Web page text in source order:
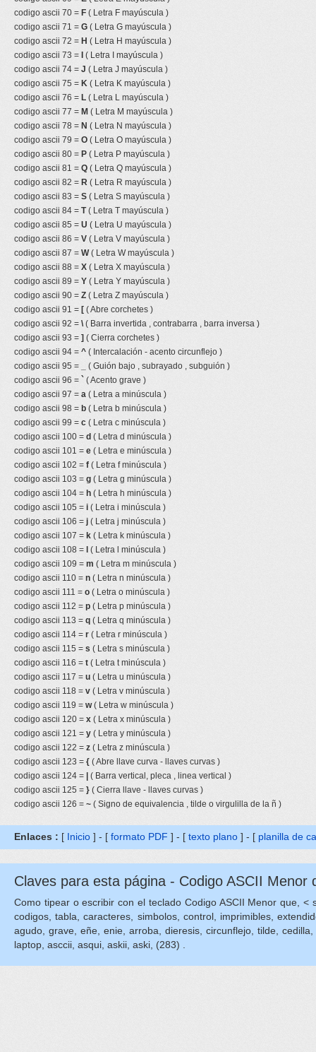
codigo ascii 70 = F ( Letra F mayúscula )
codigo ascii 71 = G ( Letra G mayúscula )
codigo ascii 72 = H ( Letra H mayúscula )
codigo ascii 73 =
( Letra I mayúscula )
codigo ascii 74 = J ( Letra J mayúscula )
codigo ascii 75 = K ( Letra K mayúscula )
codigo ascii 76 = L ( Letra L mayúscula )
codigo ascii 77 = M ( Letra M mayúscula )
codigo ascii 78 = N ( Letra N mayúscula )
codigo ascii 79 = O ( Letra O mayúscula )
codigo ascii 80 = P ( Letra P mayúscula )
codigo ascii 81 = Q ( Letra Q mayúscula )
codigo ascii 82 = R ( Letra R mayúscula )
codigo ascii 83 = S ( Letra S mayúscula )
codigo ascii 84 = T( Letra T mayúscula )
codigo ascii 85 = U ( Letra U mayúscula )
codigo ascii 86 = V ( Letra V mayúscula )
codigo ascii 87 = W( Letra W mayúscula )
codigo ascii 88 = X ( Letra X mayúscula )
codigo ascii 89 = Y ( Letra Y mayúscula )
codigo ascii 90 = Z ( Letra Z mayúscula )
codigo ascii 91 = [ ( Abre corchetes )
codigo ascii 92 = \( Barra invertida , contrabarra , barra inversa )
codigo ascii 93 = ] ( Cierra corchetes )
codigo ascii 94 = ^ ( Intercalación - acento circunflejo )
codigo ascii 95 =
( Guión bajo , subrayado , subguión )
codigo ascii 96 = ` ( Acento grave )
codigo ascii 97 = a ( Letra a minúscula )
codigo ascii 98 = b ( Letra b minúscula )
codigo ascii 99 = c ( Letra c minúscula )
codigo ascii 100 = d ( Letra d minúscula )
codigo ascii 101 = e ( Letra e minúscula )
codigo ascii 102 = f ( Letra f minúscula )
codigo ascii 103 = g ( Letra g minúscula )
codigo ascii 104 = h ( Letra h minúscula )
codigo ascii 105 = i ( Letra i minúscula )
codigo ascii 106 = j ( Letra j minúscula )
codigo ascii 107 = k ( Letra k minúscula )
codigo ascii 108 =
( Letra l minúscula )
codigo ascii 109 = m ( Letra m minúscula )
codigo ascii 110 = n ( Letra n minúscula )
codigo ascii 111 = o ( Letra o minúscula )
codigo ascii 112 = p ( Letra p minúscula )
codigo ascii 113 = q ( Letra q minúscula )
codigo ascii 114 = r ( Letra r minúscula )
codigo ascii 115 = s ( Letra s minúscula )
codigo ascii 116 = t ( Letra t minúscula )
codigo ascii 117 = u ( Letra u minúscula )
codigo ascii 118 = v ( Letra v minúscula )
codigo ascii 119 = w( Letra w minúscula )
codigo ascii 120 = x ( Letra x minúscula )
codigo ascii 121 = y ( Letra y minúscula )
codigo ascii 122 = z ( Letra z minúscula )
codigo ascii 123 = { ( Abre llave curva - llaves curvas )
codigo ascii 124 =
( Barra vertical, pleca , linea vertical )
codigo ascii 125 = } ( Cierra llave - llaves curvas )
codigo ascii 126 = ~ ( Signo de equivalencia , tilde o virgulilla de la ñ )
Enlaces : [ Inicio ] - [ formato PDF ] - [ texto plano ] - [ planilla de
Claves para esta página - Codigo ASCII Menor
Como tipear o escribir con el teclado Codigo ASCII Menor que,
codigos, tabla, caracteres, simbolos, control, imprimibles,
agudo, grave, eñe, enie, arroba, dieresis, circunflejo, tilde,
laptop, asccii, asqui, askii, aski, (283) .